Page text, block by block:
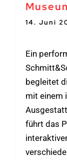
14. Juni
Ein
begleitet
mit einem
führt das